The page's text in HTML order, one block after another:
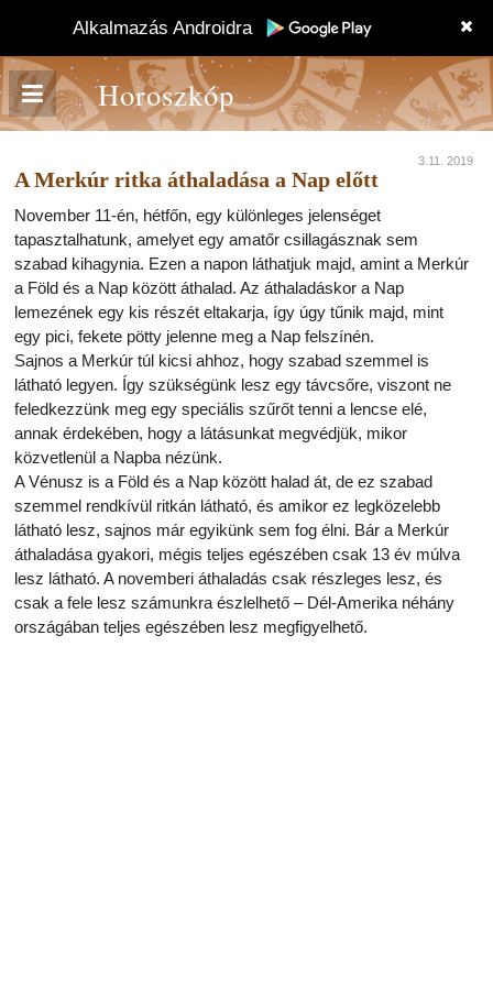
Alkalmazás Androidra
Horoszkóp
3.11. 2019
A Merkúr ritka áthaladása a Nap előtt
November 11-én, hétfőn, egy különleges jelenséget
tapasztalhatunk, amelyet egy amatőr csillagásznak sem
szabad kihagynia. Ezen a napon láthatjuk majd, amint a Merkúr
a Föld és a Nap között áthalad. Az áthaladáskor a Nap
lemezének egy kis részét eltakarja, így úgy tűnik majd, mint
egy pici, fekete pötty jelenne meg a Nap felszínén.
Sajnos a Merkúr túl kicsi ahhoz, hogy szabad szemmel is
látható legyen. Így szükségünk lesz egy távcsőre, viszont ne
feledkezzünk meg egy speciális szűrőt tenni a lencse elé,
annak érdekében, hogy a látásunkat megvédjük, mikor
közvetlenül a Napba nézünk.
A Vénusz is a Föld és a Nap között halad át, de ez szabad
szemmel rendkívül ritkán látható, és amikor ez legközelebb
látható lesz, sajnos már egyikünk sem fog élni. Bár a Merkúr
áthaladása gyakori, mégis teljes egészében csak 13 év múlva
lesz látható. A novemberi áthaladás csak részleges lesz, és
csak a fele lesz számunkra észlelhető – Dél-Amerika néhány
országában teljes egészében lesz megfigyelhető.